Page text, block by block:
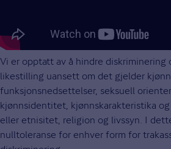
Vi er opptatt av å hindre diskriminering
likestilling uansett om det gjelder
funksjonsnedsettelser, seksuell
kjønnsidentitet, kjønnskarakteristika
eller etnisitet, religion og livssyn. I
nulltoleranse for enhver form for